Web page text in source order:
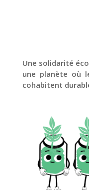
Une solidarité
une planète où
cohabitent